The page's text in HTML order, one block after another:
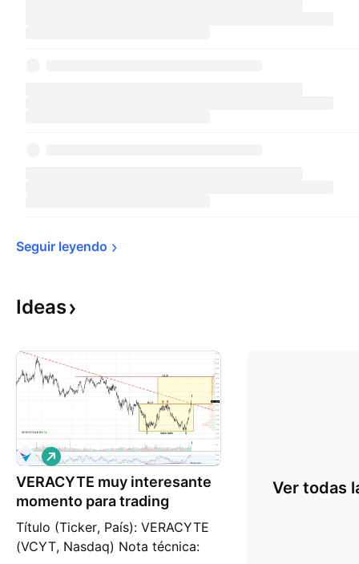
Seguir leyendo
Ideas
VERACYTE muy interesante
momento para trading
Título (Ticker, País): VERACYTE
(VCYT, Nasdaq) Nota técnica:
L
a
r
o
Ver todas